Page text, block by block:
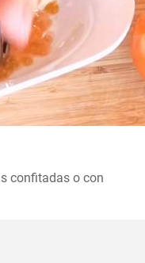
confitadas o con